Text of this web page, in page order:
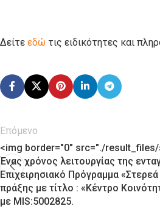
Δείτε εδώ τις ειδικότητες και
Επόμενο
<img border="0" src="./
Ένας χρόνος λειτουργίας της
Επιχειρησιακό Πρόγραμμα
πράξης με τίτλο : «Κέντρο
με MIS:5002825.